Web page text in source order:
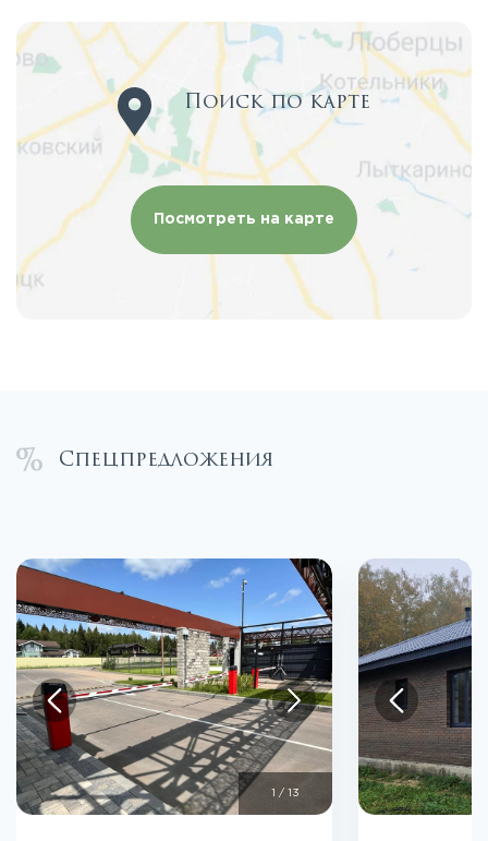
Поиск по карте
Посмотреть на карте
Спецпредложения
/ 13